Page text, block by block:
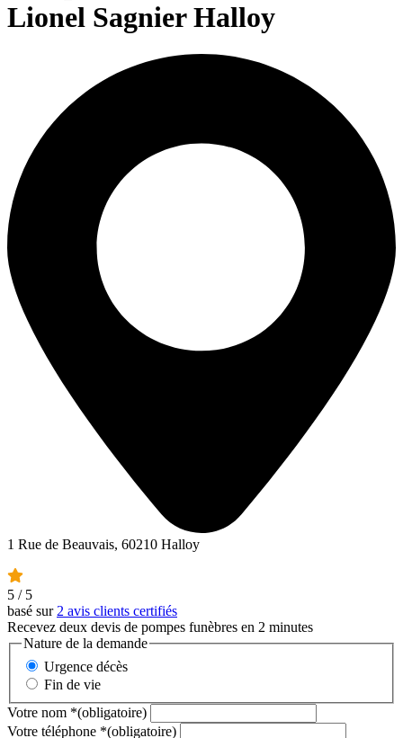
Lionel Sagnier Halloy
1 Rue de Beauvais, 60210 Halloy
5 / 5
basé sur 2 avis clients certifiés
Recevez deux devis de pompes funèbres en 2 minutes
Nature de la demande
Urgence décès
Fin de vie
Votre nom *(obligatoire)
Votre téléphone *(obligatoire)